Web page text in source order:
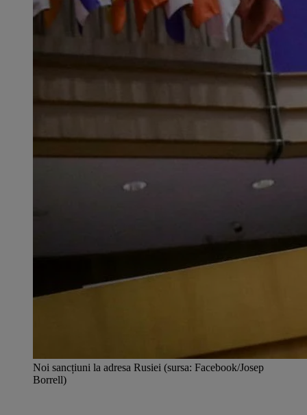
Noi sancțiuni la adresa Rusiei (sursa: Facebook/Josep
Borrell)